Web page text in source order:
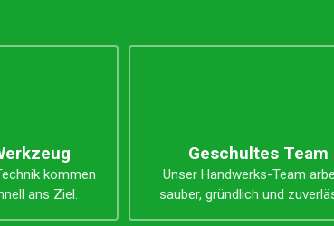
kommen
ans Ziel.
Geschultes Team
Unser Handwerks-Team
sauber, gründlich und